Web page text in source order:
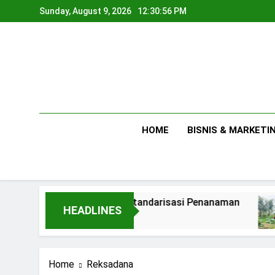
to
Sunday, August 9, 2026 12:30:57 PM
HOME BISNIS &
HEADLINES
Membuat Standarisasi Penanaman
2
Home Reksadana